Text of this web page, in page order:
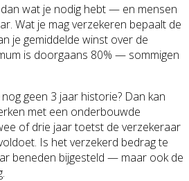
wat je nodig hebt — en mensen
Wat je mag verzekeren bepaalt de
je gemiddelde winst over de
is doorgaans 80% — sommigen
geen 3 jaar historie? Dan kan
met een onderbouwde
of drie jaar toetst de verzekeraar
Is het verzekerd bedrag te
beneden bijgesteld — maar ook de